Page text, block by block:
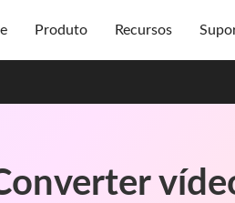
Produto Recursos